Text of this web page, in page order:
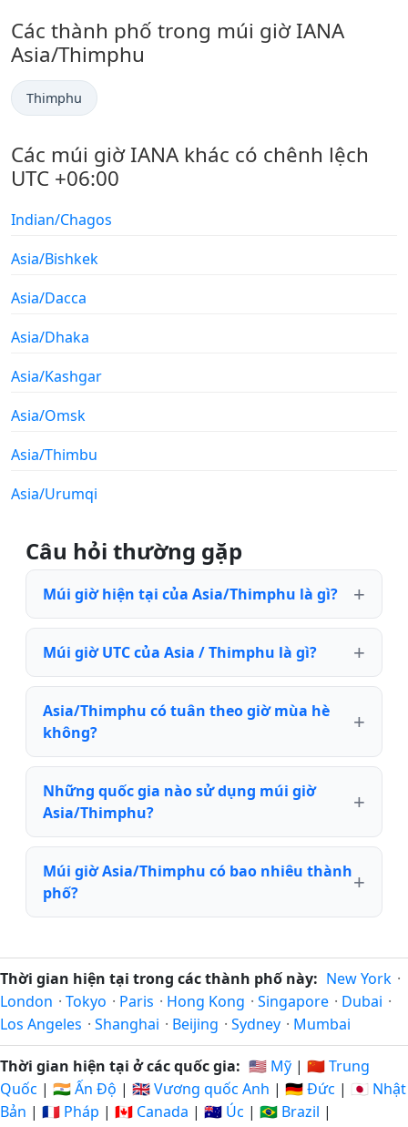
Các thành phố trong múi giờ IANA
Asia/Thimphu
Thimphu
Các múi giờ IANA khác có chênh lệch
UTC +06:00
Indian/Chagos
Asia/Bishkek
Asia/Dacca
Asia/Dhaka
Asia/Kashgar
Asia/Omsk
Asia/Thimbu
Asia/Urumqi
Câu hỏi thường gặp
Múi giờ hiện tại của Asia/Thimphu là gì?
Múi giờ UTC của Asia / Thimphu là gì?
Asia/Thimphu có tuân theo giờ mùa hè
không?
Những quốc gia nào sử dụng múi giờ
Asia/Thimphu?
Múi giờ Asia/Thimphu có bao nhiêu thành
phố?
Thời gian hiện tại trong các thành phố này: New York ·
London · Tokyo · Paris · Hong Kong · Singapore · Dubai ·
Los Angeles · Shanghai · Beijing · Sydney · Mumbai
Thời gian hiện tại ở các quốc gia: 🇺🇸 Mỹ | 🇨🇳 Trung
Quốc | 🇮🇳 Ấn Độ | 🇬🇧 Vương quốc Anh | 🇩🇪 Đức | 🇯🇵 Nhật
Bản | 🇫🇷 Pháp | 🇨🇦 Canada | 🇦🇺 Úc | 🇧🇷 Brazil |